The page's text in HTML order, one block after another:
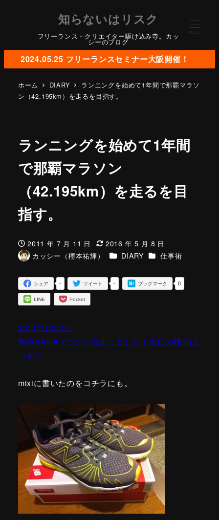
知らないはリスク
フリーランス・クリエイター駆け込み寺。カッ
シーのブログ
MENU
2024.05.25 フリーランスセミナー大阪開催！
ホーム DIARY
ランニングを始めて1年間で那覇マラソ
ン（42.195km）を走るを目指す。
ランニングを始めて1年間
で那覇マラソン
（42.195km）を走るを目
指す。
投稿日
2011 年 7 月 11 日
更新日
2016 年 5 月 8 日
著
カッシー（樫本祐輝） カテゴリー
DIARY カテゴリー
仕事術
-
シェア -
ツイート 0
ブックマーク
LINE Pocket
2011/12/5追記
無事NAHAマラソン完走しました！当日の様子は
コチラ
mixiに書いたのをコチラにも。